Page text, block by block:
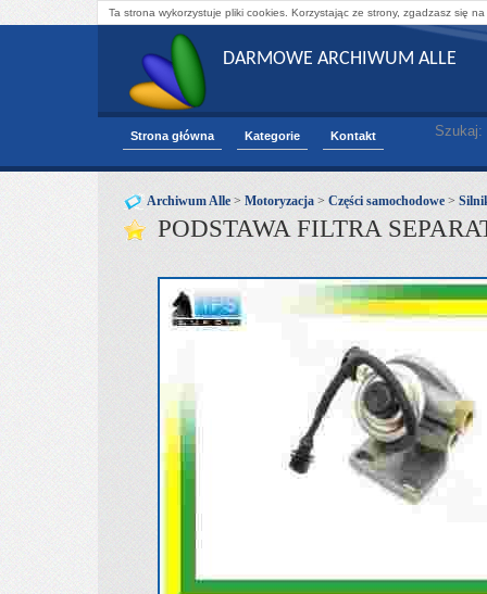
Ta strona wykorzystuje pliki cookies. Korzystając ze strony, zgadzasz się
DARMOWE ARCHIWUM ALLE
Strona główna Kategorie Kontakt Szukaj:
Archiwum Alle > Motoryzacja > Części samochodowe >
PODSTAWA FILTRA